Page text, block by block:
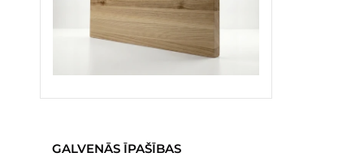
GALVENĀS ĪPAŠĪBAS